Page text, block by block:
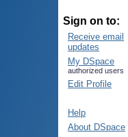
Sign on to:
Receive email
updates
My DSpace
authorized users
Edit Profile
Help
About DSpace